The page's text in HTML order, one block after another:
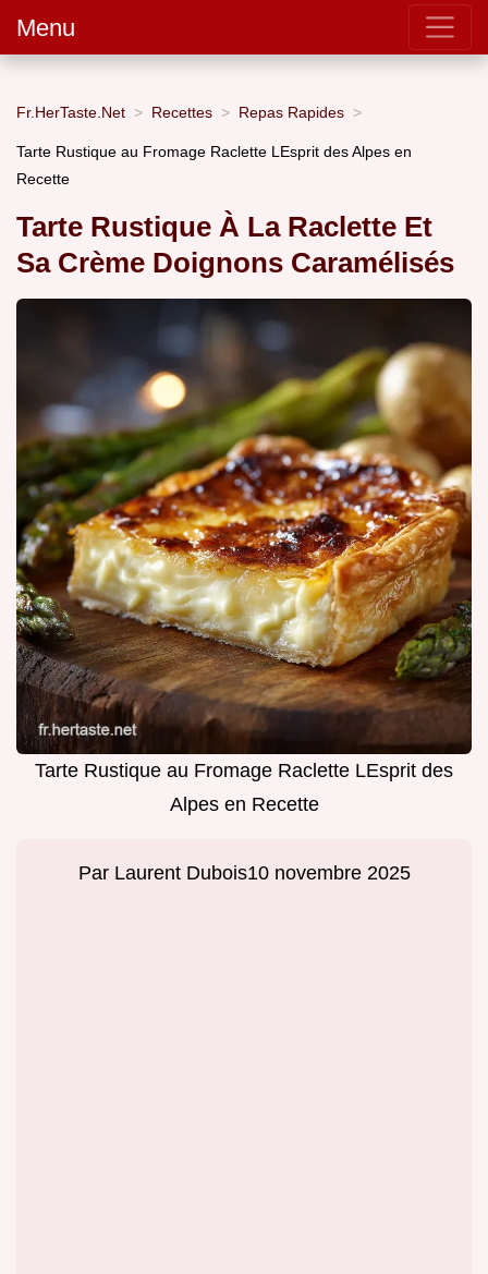
Menu
Fr.HerTaste.Net Recettes Repas Rapides
Tarte Rustique au Fromage Raclette LEsprit des Alpes en
Recette
Tarte Rustique À La Raclette Et
Sa Crème Doignons Caramélisés
Tarte Rustique au Fromage Raclette LEsprit des
Alpes en Recette
Par Laurent Dubois10 novembre 2025